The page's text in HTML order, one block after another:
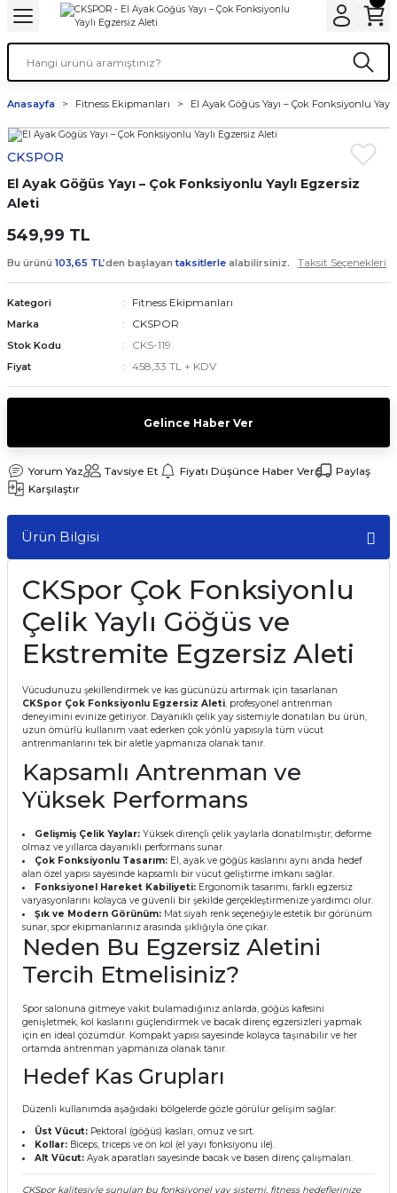
Anasayfa Fitness Ekipmanları El Ayak Göğüs Yayı – Çok Fonksiyonlu
CKSPOR
El Ayak Göğüs Yayı – Çok Fonksiyonlu Yaylı Egzersiz
Aleti
549,99 TL
Bu ürünü 103,65 TL’den başlayantaksitlerle alabilirsiniz. Taksit Seçenekleri
Kategori Fitness Ekipmanları
Marka CKSPOR
Stok Kodu CKS-119
Fiyat 458,33 TL + KDV
Gelince Haber Ver
Yorum Yaz Tavsiye Et Fiyatı Düşünce Haber Ver
Paylaş
Karşılaştır
Ürün Bilgisi
CKSpor Çok Fonksiyonlu
Çelik Yaylı Göğüs ve
Ekstremite Egzersiz Aleti
Vücudunuzu şekillendirmek ve kas gücünüzü artırmak için tasarlanan
CKSpor Çok Fonksiyonlu Egzersiz Aleti, profesyonel antrenman
deneyimini evinize getiriyor. Dayanıklı çelik yay sistemiyle donatılan bu ürün,
uzun ömürlü kullanım vaat ederken çok yönlü yapısıyla tüm vücut
antrenmanlarını tek bir aletle yapmanıza olanak tanır.
Kapsamlı Antrenman ve
Yüksek Performans
Gelişmiş Çelik Yaylar: Yüksek dirençli çelik yaylarla donatılmıştır; deforme
olmaz ve yıllarca dayanıklı performans sunar.
Çok Fonksiyonlu Tasarım: El, ayak ve göğüs kaslarını aynı anda hedef
alan özel yapısı sayesinde kapsamlı bir vücut geliştirme imkanı sağlar.
Fonksiyonel Hareket Kabiliyeti: Ergonomik tasarımı, farklı egzersiz
varyasyonlarını kolayca ve güvenli bir şekilde gerçekleştirmenize yardımcı olur.
Şık ve Modern Görünüm: Mat siyah renk seçeneğiyle estetik bir görünüm
sunar, spor ekipmanlarınız arasında şıklığıyla öne çıkar.
Neden Bu Egzersiz Aletini
Tercih Etmelisiniz?
Spor salonuna gitmeye vakit bulamadığınız anlarda, göğüs kafesini
genişletmek, kol kaslarını güçlendirmek ve bacak direnç egzersizleri yapmak
için en ideal çözümdür. Kompakt yapısı sayesinde kolayca taşınabilir ve her
ortamda antrenman yapmanıza olanak tanır.
Hedef Kas Grupları
Düzenli kullanımda aşağıdaki bölgelerde gözle görülür gelişim sağlar:
Üst Vücut: Pektoral (göğüs) kasları, omuz ve sırt.
Kollar: Biceps, triceps ve ön kol (el yayı fonksiyonu ile).
Alt Vücut: Ayak aparatları sayesinde bacak ve basen direnç çalışmaları.
CKSpor kalitesiyle sunulan bu fonksiyonel yay sistemi, fitness hedeflerinize